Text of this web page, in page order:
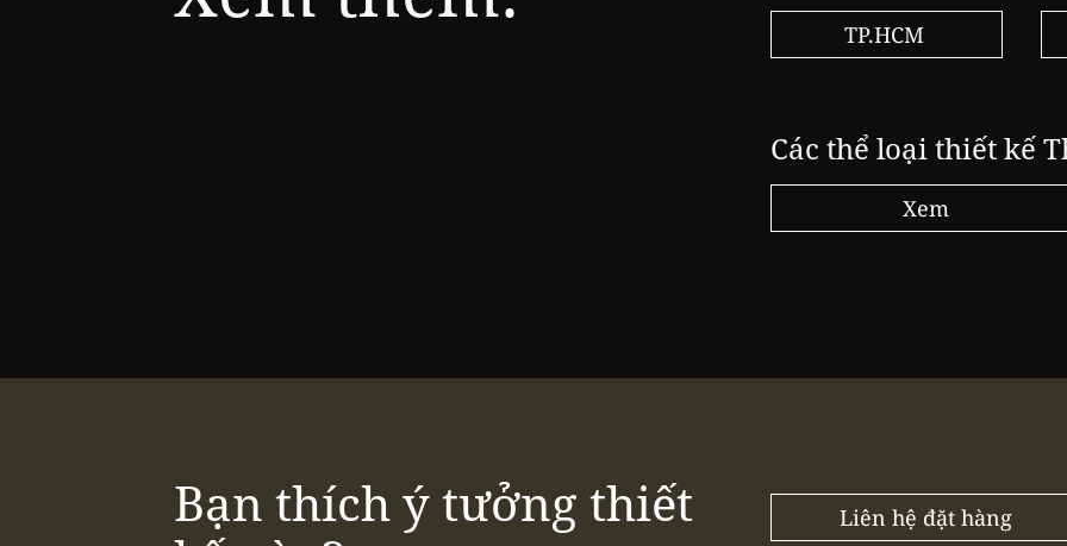
TP.HCM
Các thể loại thiết kế
Xem
Bạn thích ý tưởng thiết
Liên hệ đặt hàng